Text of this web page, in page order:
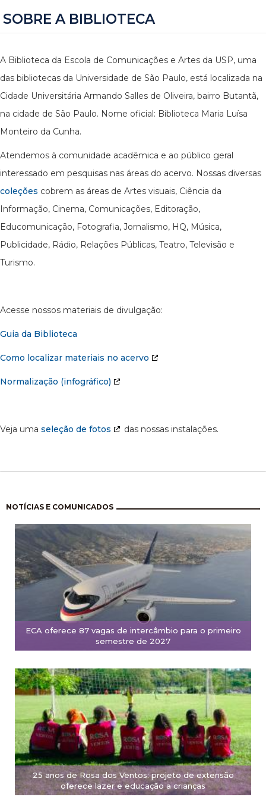
SOBRE A BIBLIOTECA
A Biblioteca da Escola de Comunicações e Artes da USP, uma
das bibliotecas da Universidade de São Paulo, está localizada na
Cidade Universitária Armando Salles de Oliveira, bairro Butantã,
na cidade de São Paulo. Nome oficial: Biblioteca Maria Luísa
Monteiro da Cunha.
Atendemos à comunidade acadêmica e ao público geral
interessado em pesquisas nas áreas do acervo. Nossas diversas
coleções cobrem as áreas de Artes visuais, Ciência da
Informação, Cinema, Comunicações, Editoração,
Educomunicação, Fotografia, Jornalismo, HQ, Música,
Publicidade, Rádio, Relações Públicas, Teatro, Televisão e
Turismo.
Acesse nossos materiais de divulgação:
Guia da Biblioteca
Como localizar materiais no acervo
Normalização (infográfico)
Veja uma seleção de fotos das nossas instalações.
NOTÍCIAS E COMUNICADOS
ECA oferece 87 vagas de intercâmbio para o primeiro
semestre de 2027
25 anos de Rosa dos Ventos: projeto de extensão
oferece lazer e educação a crianças
Paginação